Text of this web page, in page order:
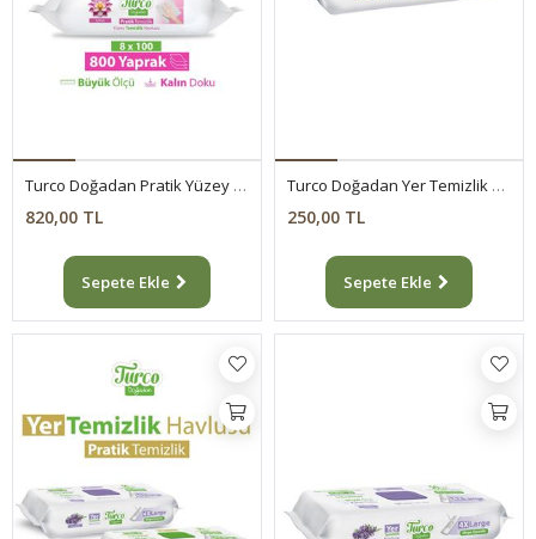
Turco Doğadan Pratik Yüzey Temizlik Havlusu Lotus 8x100 (800 Yaprak)
820,00 TL
Sepete Ekle
Turco Doğadan Yer Temizlik Havlusu Yeşil Sabun 50 Yaprak
250,00 TL
Sepete Ekle